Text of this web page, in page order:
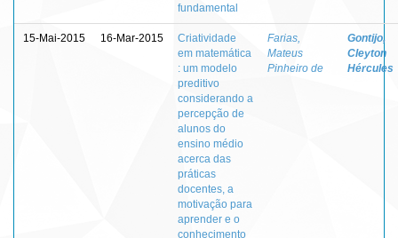
fundamental
15-Mai-2015 16-Mar-2015
Criatividade
em matemática
: um modelo
preditivo
considerando a
percepção de
alunos do
ensino médio
acerca das
práticas
docentes, a
motivação para
aprender e o
conhecimento
Farias,
Mateus
Pinheiro de
Gontijo,
Cleyton
Hércules